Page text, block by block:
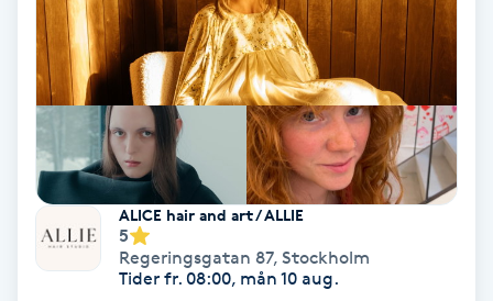
Diamantslipning
Enzympeeling
Extensions
Extensions borttagning
Eyeliner-tatuering
ALICE hair and art / ALLIE
5
Regeringsgatan 87, Stockholm
Tider fr. 08:00, mån 10 aug.